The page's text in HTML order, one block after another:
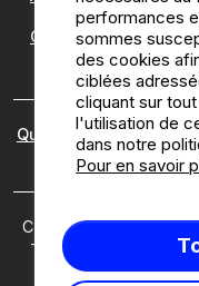
Guide camping
Qui sommes nous ?|
Camping2be.com
Tous les médias et
leurs
performances
sommes
des cookies
ciblées
cliquant sur
l'utilisation de
dans notre
Pour en savoir